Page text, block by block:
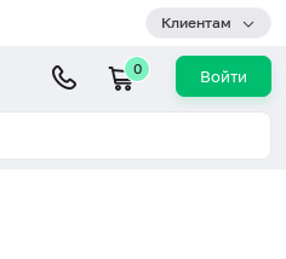
Клиентам
0 Войти